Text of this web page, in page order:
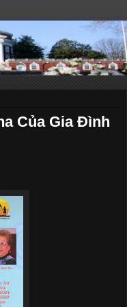
Của Gia Đình